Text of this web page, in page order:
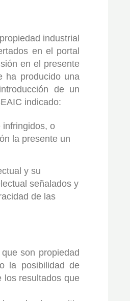
industrial
en el portal
en el presente
ha producido una
de un
indicado:
infringidos, o
la presente un
y su
señalados y
de las
son propiedad
la posibilidad de
los resultados que